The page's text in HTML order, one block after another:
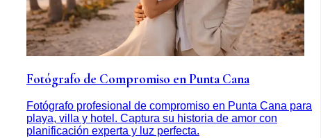
Fotógrafo de Compromiso en Punta Cana
Fotógrafo profesional de compromiso en Punta Cana para
playa, villa y hotel. Captura su historia de amor con
planificación experta y luz perfecta.